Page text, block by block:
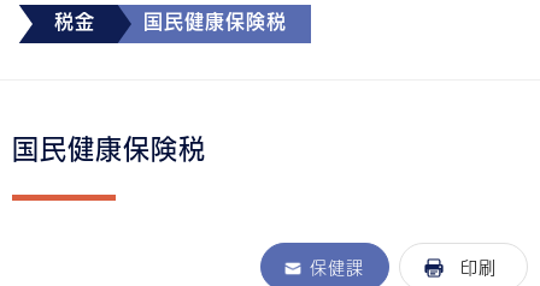
税金 国民健康保険税
国民健康保険税
保健課 印刷